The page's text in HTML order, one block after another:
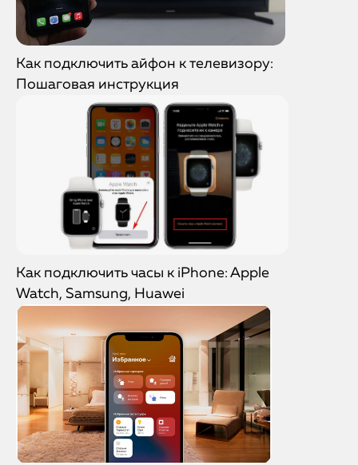
Как подключить айфон к телевизору:
Пошаговая инструкция
Как подключить часы к iPhone: Apple
Watch, Samsung, Huawei